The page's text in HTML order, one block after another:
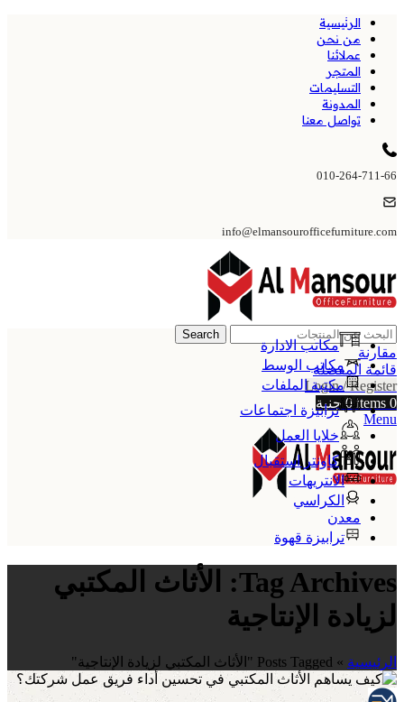
الرئيسية
من نحن
عملائنا
المتجر
التسليمات
المدونة
تواصل معنا
010-264-711-66
info@elmansourofficefurniture.com
Search
مقارنة
قائمة المفضلة
Login / Register
0
items
0 جنية
Menu
مكاتب الادارة
مكاتب الوسط
مكتبة الملفات
ترابيزة اجتماعات
خلايا العمل
كاونتر استقبال
الانتريهات
الكراسي
معدن
ترابيزة قهوة
Tag Archives: الأثاث المكتبي
لزيادة الإنتاجية
الرئيسية » Posts Tagged "الأثاث المكتبي لزيادة الإنتاجية"